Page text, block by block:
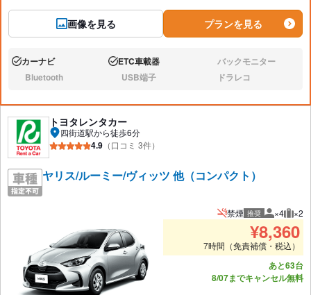
画像を見る プランを見る
あり:カーナビ あり:ETC車載器 なし:バックモニター
なし:Bluetooth なし:USB端子 なし:ドラレコ
トヨタレンタカー
四街道駅から徒歩6分
4.9 （口コミ 3件）
ヤリス/ルーミー/ヴィッツ 他（コンパクト）
禁煙 推奨 推奨人数
×4 推
×2
¥8,360
7時間（免責補償・税込）
あと63台
8/07までキャンセル無料